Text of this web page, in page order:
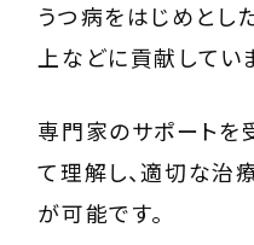
うつ病をはじめとし
上などに貢献してい
専門家のサポートを
て理解し、適切な治
が可能です。